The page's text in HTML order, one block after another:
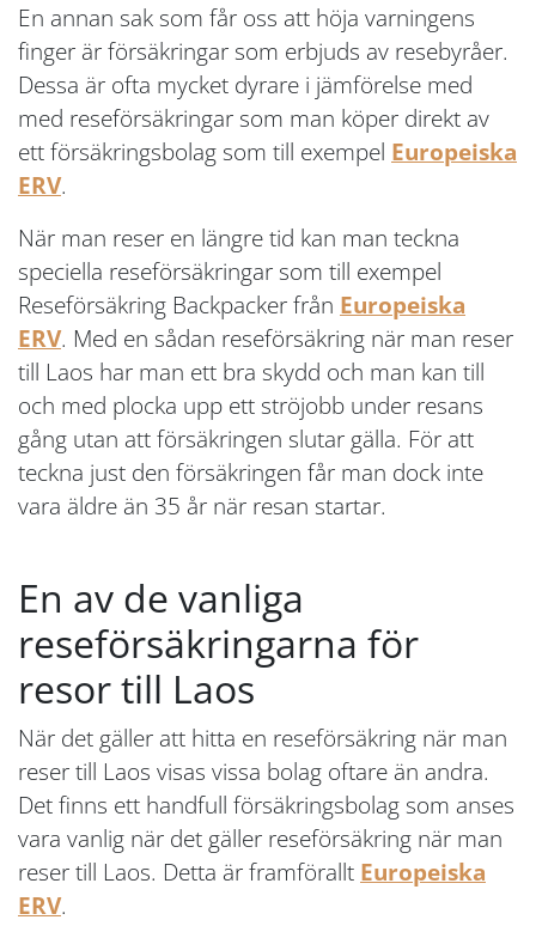
En annan sak som får oss att höja varningens
finger är försäkringar som erbjuds av resebyråer.
Dessa är ofta mycket dyrare i jämförelse med
med reseförsäkringar som man köper direkt av
ett försäkringsbolag som till exempel Europeiska
ERV.
När man reser en längre tid kan man teckna
speciella reseförsäkringar som till exempel
Reseförsäkring Backpacker från Europeiska
ERV. Med en sådan reseförsäkring när man reser
till Laos har man ett bra skydd och man kan till
och med plocka upp ett ströjobb under resans
gång utan att försäkringen slutar gälla. För att
teckna just den försäkringen får man dock inte
vara äldre än 35 år när resan startar.
En av de vanliga
reseförsäkringarna för
resor till Laos
När det gäller att hitta en reseförsäkring när man
reser till Laos visas vissa bolag oftare än andra.
Det finns ett handfull försäkringsbolag som anses
vara vanlig när det gäller reseförsäkring när man
reser till Laos. Detta är framförallt Europeiska
ERV.